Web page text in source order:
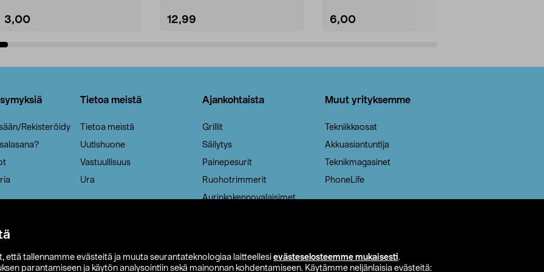
että tallennamme evästeitä ja muuta seurantateknologiaa laitteellesi evästeselosteemme mukaisesti.
parantamiseen ja käytön analysointiin sekä mainonnan kohdentamiseen. Käytämme neljänlaisia evästeitä:
3,00 12,99 6,00
Rekisteröidy
Tietoa meistä
Tietoa meistä
Uutishuone
Vastuullisuus
Ura
Ajankohtaista
Grillit
Säilytys
Painepesurit
Ruohotrimmerit
Aurinkokennovalaisimet
Muut yrityksemme
Tekniikkaosat
Akkuasiantuntija
Teknikmagasinet
PhoneLife